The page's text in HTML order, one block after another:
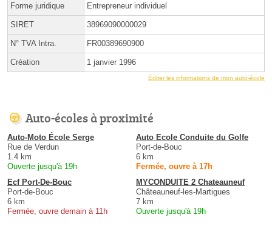
Forme juridique Entrepreneur individuel
SIRET 38969090000029
N° TVA Intra. FR00389690900
Création 1 janvier 1996
Éditer les informations de mon auto-école
Auto-écoles à proximité
Auto-Moto École Serge
Rue de Verdun
1.4 km
Ouverte jusqu'à 19h
Auto Ecole Conduite du Golfe
Port-de-Bouc
6 km
Fermée, ouvre à 17h
Ecf Port-De-Bouc
Port-de-Bouc
6 km
Fermée, ouvre demain à 11h
MYCONDUITE 2 Chateauneuf
Châteauneuf-les-Martigues
7 km
Ouverte jusqu'à 19h